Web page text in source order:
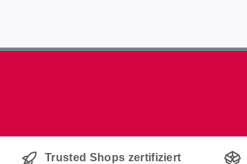
Trusted Shops zertifiziert